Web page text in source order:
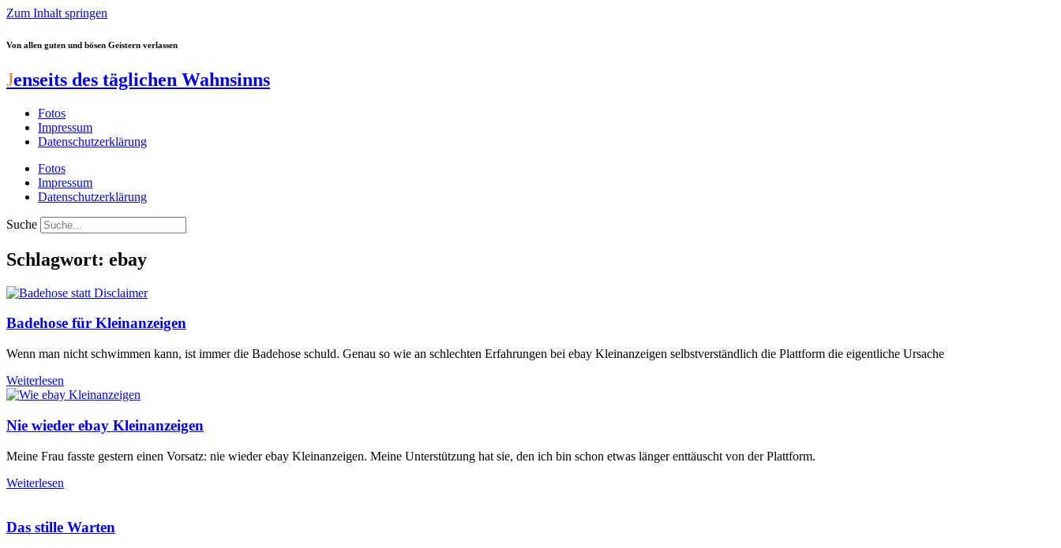
Zum Inhalt springen
Von allen guten und bösen Geistern verlassen
Jenseits des täglichen Wahnsinns
Fotos
Impressum
Datenschutzerklärung
Fotos
Impressum
Datenschutzerklärung
Suche
Schlagwort: ebay
Badehose für Kleinanzeigen
Wenn man nicht schwimmen kann, ist immer die Badehose schuld. Genau so wie an schlechten Erfahrungen bei ebay Kleinanzeigen selbstverständlich die Plattform die eigentliche Ursache
Weiterlesen
Nie wieder ebay Kleinanzeigen
Meine Frau fasste gestern einen Vorsatz: nie wieder ebay Kleinanzeigen. Meine Unterstützung hat sie, den ich bin schon etwas länger enttäuscht von der Plattform.
Weiterlesen
Das stille Warten